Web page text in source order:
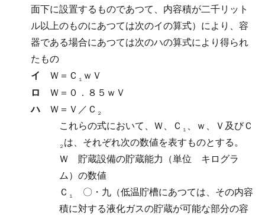
面下に設置するものであつて、内容積が二千リット
ル以上のものにあつては次のイの算式）により、容
器である場合にあつては次のハの算式により得られ
たもの
イ
Ｗ＝Ｃ １ ｗＶ
ロ
Ｗ＝０．８５ｗＶ
ハ
Ｗ＝Ｖ／Ｃ ２
これらの式において、Ｗ、Ｃ １ 、ｗ、Ｖ及びＣ
２ は、それぞれ次の数値を表すものとする。
Ｗ
貯蔵設備の貯蔵能力（単位 キログラ
ム）の数値
Ｃ １
〇・九（低温貯槽にあつては、その内容
積に対する液化ガスの貯蔵が可能な部分の容